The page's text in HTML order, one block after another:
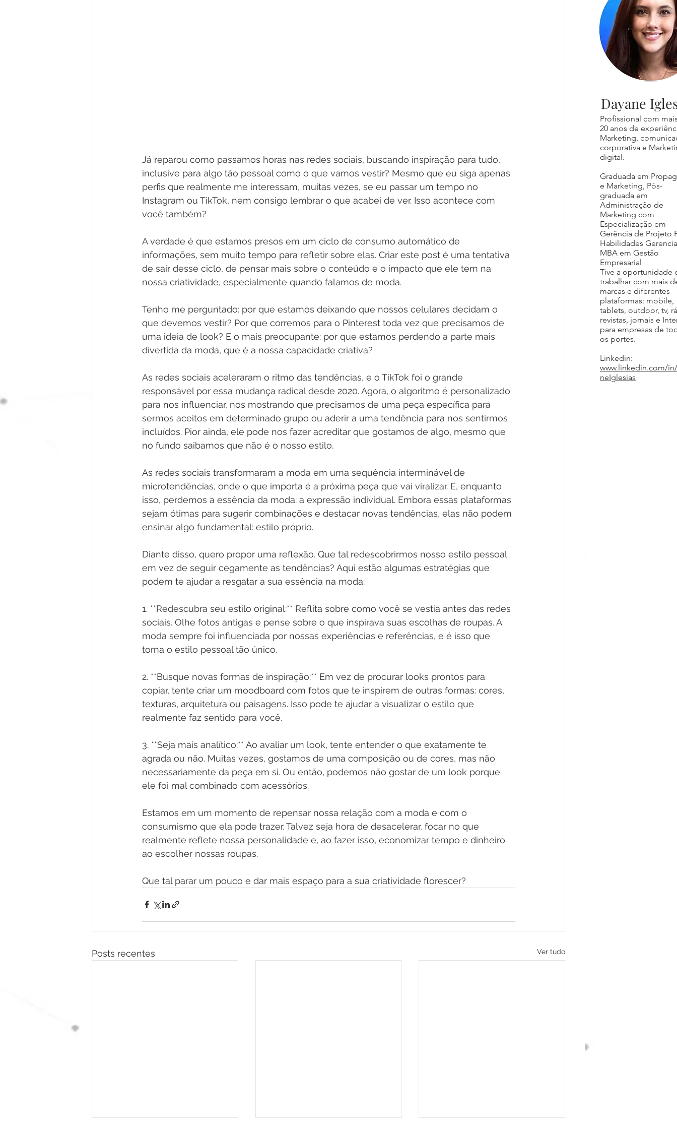
Já reparou como passamos horas nas redes sociais, buscando inspiração para tudo,
inclusive para algo tão pessoal como o que vamos vestir? Mesmo que eu siga apenas
perfis que realmente me interessam, muitas vezes, se eu passar um tempo no
Instagram ou TikTok, nem consigo lembrar o que acabei de ver. Isso acontece com
você também?
A verdade é que estamos presos em um ciclo de consumo automático de
informações, sem muito tempo para refletir sobre elas. Criar este post é uma tentativa
de sair desse ciclo, de pensar mais sobre o conteúdo e o impacto que ele tem na
nossa criatividade, especialmente quando falamos de moda.
Tenho me perguntado: por que estamos deixando que nossos celulares decidam o
que devemos vestir? Por que corremos para o Pinterest toda vez que precisamos de
uma ideia de look? E o mais preocupante: por que estamos perdendo a parte mais
divertida da moda, que é a nossa capacidade criativa?
As redes sociais aceleraram o ritmo das tendências, e o TikTok foi o grande
responsável por essa mudança radical desde 2020. Agora, o algoritmo é personalizado
para nos influenciar, nos mostrando que precisamos de uma peça específica para
sermos aceitos em determinado grupo ou aderir a uma tendência para nos sentirmos
incluídos. Pior ainda, ele pode nos fazer acreditar que gostamos de algo, mesmo que
no fundo saibamos que não é o nosso estilo.
As redes sociais transformaram a moda em uma sequência interminável de
microtendências, onde o que importa é a próxima peça que vai viralizar. E, enquanto
isso, perdemos a essência da moda: a expressão individual. Embora essas plataformas
sejam ótimas para sugerir combinações e destacar novas tendências, elas não podem
ensinar algo fundamental: estilo próprio.
Diante disso, quero propor uma reflexão. Que tal redescobrirmos nosso estilo pessoal
em vez de seguir cegamente as tendências? Aqui estão algumas estratégias que
podem te ajudar a resgatar a sua essência na moda:
1. **Redescubra seu estilo original:** Reflita sobre como você se vestia antes das redes
sociais. Olhe fotos antigas e pense sobre o que inspirava suas escolhas de roupas. A
moda sempre foi influenciada por nossas experiências e referências, e é isso que
torna o estilo pessoal tão único.
2. **Busque novas formas de inspiração:** Em vez de procurar looks prontos para
copiar, tente criar um moodboard com fotos que te inspirem de outras formas: cores,
texturas, arquitetura ou paisagens. Isso pode te ajudar a visualizar o estilo que
realmente faz sentido para você.
3. **Seja mais analítico:** Ao avaliar um look, tente entender o que exatamente te
agrada ou não. Muitas vezes, gostamos de uma composição ou de cores, mas não
necessariamente da peça em si. Ou então, podemos não gostar de um look porque
ele foi mal combinado com acessórios.
Estamos em um momento de repensar nossa relação com a moda e com o
consumismo que ela pode trazer. Talvez seja hora de desacelerar, focar no que
realmente reflete nossa personalidade e, ao fazer isso, economizar tempo e dinheiro
ao escolher nossas roupas.
Que tal parar um pouco e dar mais espaço para a sua criatividade florescer?
Posts recentes Ver tudo
Dayane
Profissional com
20 anos de
Marketing,
corporativa e
digital.
Graduada em
e Marketing, Pós-
graduada em
Administração de
Marketing com
Especialização em
Gerência de Projeto
Habilidades
MBA em Gestão
Empresarial
Tive a oportunidade
trabalhar com mais
marcas e diferentes
plataformas: mobile,
tablets, outdoor, tv,
revistas, jornais e
para empresas de
os portes.
Linkedin:
www.linkedin.com/
neIglesias